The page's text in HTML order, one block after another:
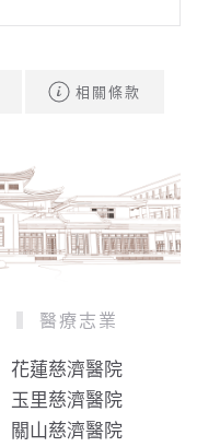
相關條款
醫療志業
花蓮慈濟醫院
玉里慈濟醫院
關山慈濟醫院